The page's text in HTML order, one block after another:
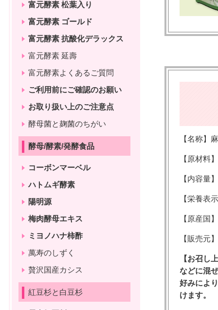
【名称】
【原材料
【内容量
【栄養表
【原産国
【販売元
【お召し
などに混
好みによ
けます。
富元酵素 松葉入り
富元酵素 ゴールド
富元酵素 抗酸化デラックス
富元酵素 延壽
富元酵素よくあるご質問
ご利用前にご確認のお願い
お取り扱い上のご注意点
酵母菌と麹菌のちがい
酵母/酵素/発酵食品
コーボンマーベル
ハトムギ酵素
陽明源
梅肉酵母エキス
ミヨノハナ柿酢
萬寿のしずく
贅沢国産カシス
紅豆杉と白豆杉